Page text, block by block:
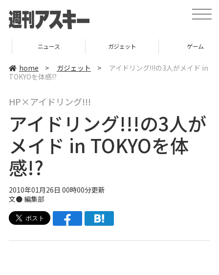
t
o
e
v
o
n
ニュース ガジェット ゲーム
home > ガジェット >
アイドリング!!!の3人がメイド in
TOKYOを体感!?
HP×アイドリング!!!
アイドリング!!!の3人が
メイド in TOKYOを体
感!?
2010年01月26日 00時00分更新
文● 編集部